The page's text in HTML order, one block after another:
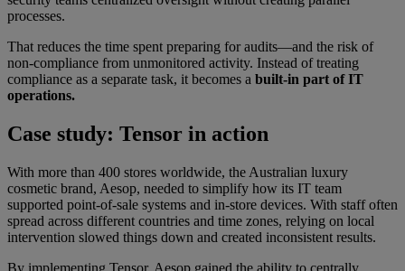
processes.
That reduces the time spent preparing for audits—and the risk of
non-compliance from unmonitored activity. Instead of treating
compliance as a separate task, it becomes a built-in part of IT
operations.
Case study: Tensor in action
With more than 400 stores worldwide, the Australian luxury
cosmetic brand, Aesop, needed to simplify how its IT team
supported point-of-sale systems and in-store devices. With staff often
spread across different countries and time zones, relying on local
intervention slowed things down and created inconsistent results.
By implementing Tensor, Aesop gained the ability to centrally